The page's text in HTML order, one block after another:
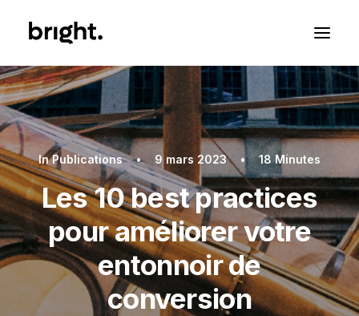
InPublications • 9 mars 2023 • 18 Minutes
Les 10 best practices
pour améliorer votre
entonnoir de
conversion